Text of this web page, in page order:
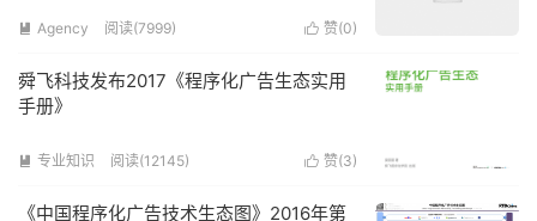
 赞(0)
 Agency 阅读(7999)
舜飞科技发布2017《程序化广告生态实用
手册》
 赞(3)
 专业知识 阅读(12145)
《中国程序化广告技术生态图》2016年第